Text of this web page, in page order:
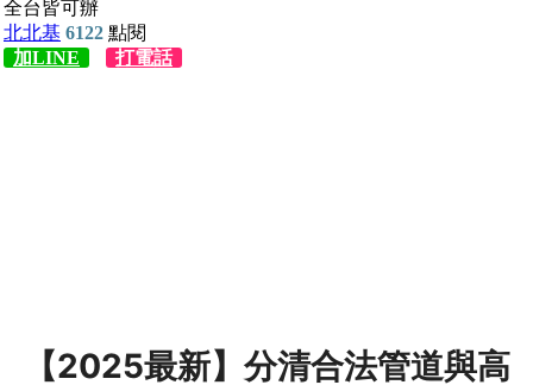
【2025最新】分清合法管道與高